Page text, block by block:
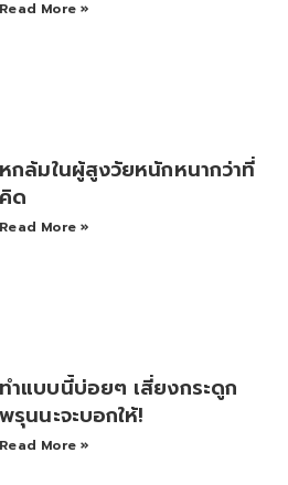
Read More »
หกล้มในผู้สูงวัยหนักหนากว่าที่
คิด
Read More »
ทำแบบนี้บ่อยๆ เสี่ยงกระดูก
พรุนนะจะบอกให้!
Read More »